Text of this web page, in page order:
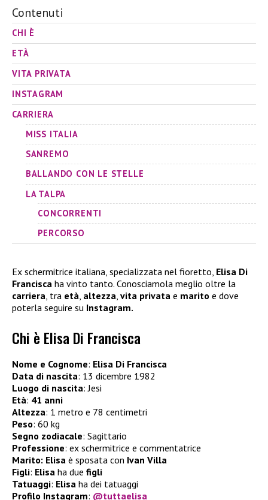
Contenuti
CHI È
ETÀ
VITA PRIVATA
INSTAGRAM
CARRIERA
MISS ITALIA
SANREMO
BALLANDO CON LE STELLE
LA TALPA
CONCORRENTI
PERCORSO
Ex schermitrice italiana, specializzata nel fioretto, Elisa Di
Francisca ha vinto tanto. Conosciamola meglio oltre la
carriera, tra età, altezza, vita privata e marito e dove
poterla seguire su Instagram.
Chi è Elisa Di Francisca
Nome e Cognome: Elisa Di Francisca
Data di nascita: 13 dicembre 1982
Luogo di nascita: Jesi
Età: 41 anni
Altezza: 1 metro e 78 centimetri
Peso: 60 kg
Segno zodiacale: Sagittario
Professione: ex schermitrice e commentatrice
Marito: Elisa è sposata con Ivan Villa
Figli: Elisa ha due figli
Tatuaggi: Elisa ha dei tatuaggi
Profilo Instagram: @tuttaelisa